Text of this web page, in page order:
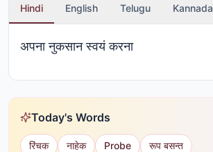
Hindi English Telugu Kannada
अपना नुकसान स्वयं करना
Today's Words
रिंचक नाहेक Probe रूप बसन्त